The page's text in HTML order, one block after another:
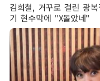
김희철, 거꾸로 걸린 광
기 현수막에 "X돌았네"